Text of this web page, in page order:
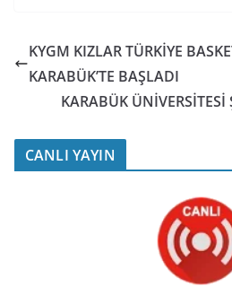
KYGM KIZLAR TÜRKİYE
KARABÜK’TE BAŞLADI
KARABÜK
CANLI YAYIN